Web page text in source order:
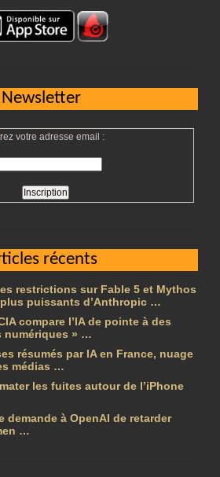
Newsletter
votre adresse email :
récents
restrictions sur Fable 5 et Mythos
puissants d’Anthropic …
compare l’IA de pointe à des
numériques » …
résumés par IA en France, nuage
médias …
les fuites autour de l’iPhone
demande à OpenAI de retarder
…